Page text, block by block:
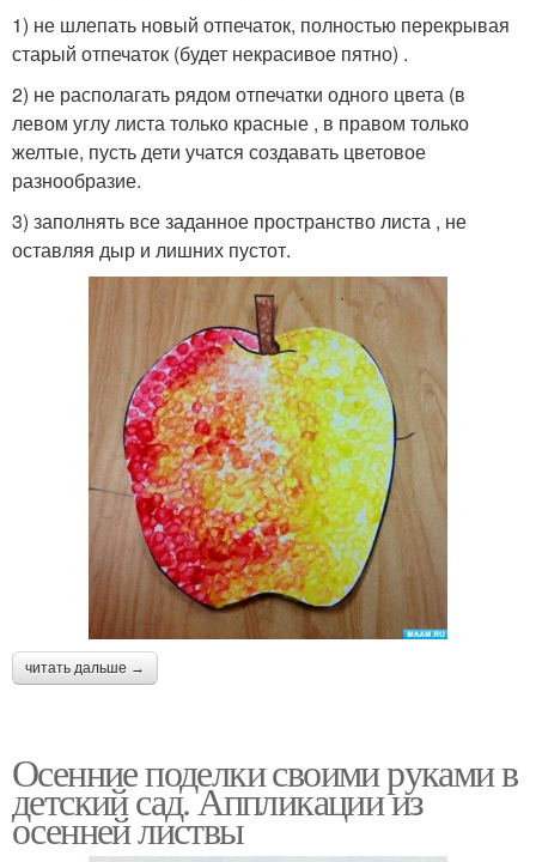
1) не шлепать новый отпечаток, полностью перекрывая
старый отпечаток (будет некрасивое пятно) .
2) не располагать рядом отпечатки одного цвета (в
левом углу листа только красные , в правом только
желтые, пусть дети учатся создавать цветовое
разнообразие.
3) заполнять все заданное пространство листа , не
оставляя дыр и лишних пустот.
читать дальше →
Осенние поделки своими руками в
детский сад. Аппликации из
осенней листвы